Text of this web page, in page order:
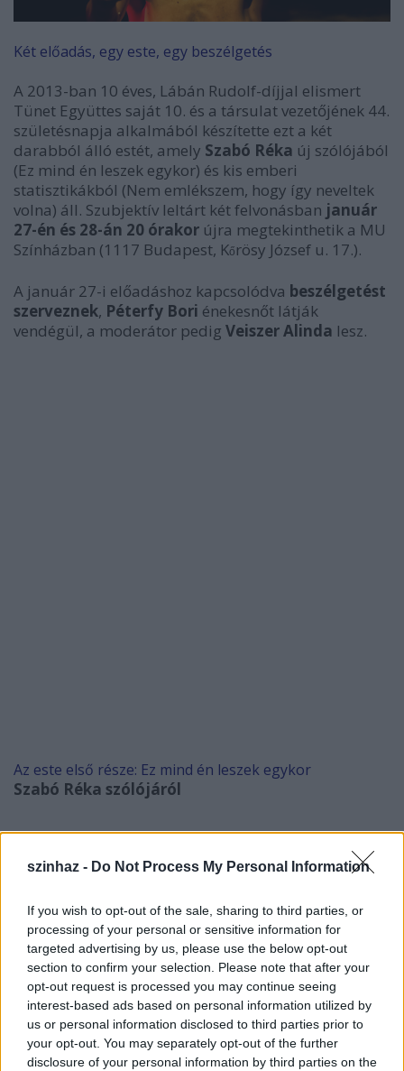
szinhaz - Do Not Process My Personal Information
If you wish to opt-out of the sale, sharing to third parties, or
processing of your personal or sensitive information for
targeted advertising by us, please use the below opt-out
section to confirm your selection. Please note that after your
opt-out request is processed you may continue seeing
interest-based ads based on personal information utilized by
us or personal information disclosed to third parties prior to
your opt-out. You may separately opt-out of the further
disclosure of your personal information by third parties on the
Két előadás, egy este, egy beszélgetés
A 2013-ban 10 éves, Lábán Rudolf-díjjal elismert
Tünet Együttes saját 10. és a társulat vezetőjének 44.
születésnapja alkalmából készítette ezt a két
darabból álló estét, amely Szabó Réka új szólójából
(Ez mind én leszek egykor) és kis emberi
statisztikákból (Nem emlékszem, hogy így neveltek
volna) áll. Szubjektív leltárt két felvonásban január
27-én és 28-án 20 órakor újra megtekinthetik a MU
Színházban (1117 Budapest, Kő rösy József u. 17.).
A január 27-i előadáshoz kapcsolódva beszélgetést
szerveznek, Péterfy Bori énekesnőt látják
vendégül, a moderátor pedig Veiszer Alinda lesz.
Az este első része: Ez mind én leszek egykor
Szabó Réka szólójáról
„(...) az odaadó Szabó metamorfózisai ámulatba ejtők.” (Horeczky Krisztina,
Szabó Réka a számos külföldi fesztivált megjárt A
lila hangyász (1999) és a Lomtalanítás (2006) című
szólókat követően 3. alkalommal jelentkezik
egyszemélyes produkcióval, személyes leltárral,
amelyben „mesés” eszközökkel mutatja be egy 44
éves nő, anya, művész életének számvetését.